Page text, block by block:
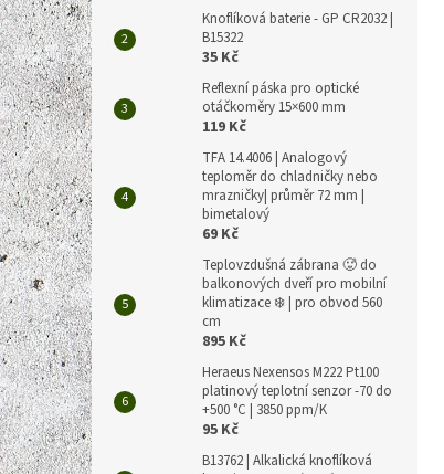
Knoflíková baterie - GP CR2032 |
B15322
35 Kč
Reflexní páska pro optické
otáčkoměry 15×600 mm
119 Kč
TFA 14.4006 | Analogový
teploměr do chladničky nebo
mrazničky| průměr 72 mm |
bimetalový
69 Kč
Teplovzdušná zábrana 🥵 do
balkonových dveří pro mobilní
klimatizace ❄️ | pro obvod 560
cm
895 Kč
Heraeus Nexensos M222 Pt100
platinový teplotní senzor -70 do
+500 °C | 3850 ppm/K
95 Kč
B13762 | Alkalická knoflíková